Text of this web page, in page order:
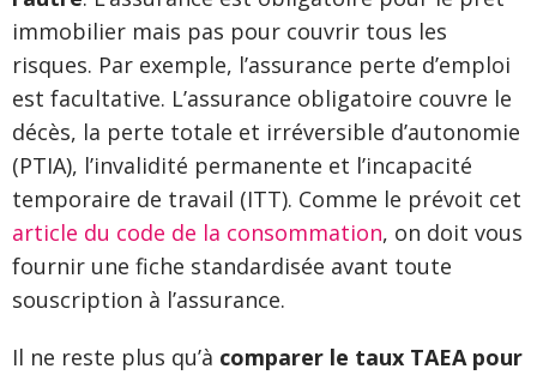
immobilier mais pas pour couvrir tous les
risques. Par exemple, l’assurance perte d’emploi
est facultative. L’assurance obligatoire couvre le
décès, la perte totale et irréversible d’autonomie
(PTIA), l’invalidité permanente et l’incapacité
temporaire de travail (ITT). Comme le prévoit cet
article du code de la consommation, on doit vous
fournir une fiche standardisée avant toute
souscription à l’assurance.
Il ne reste plus qu’à comparer le taux TAEA pour